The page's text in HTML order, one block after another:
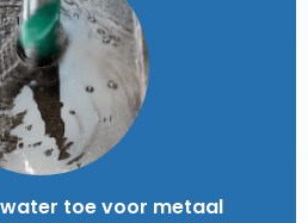
toe voor metaal